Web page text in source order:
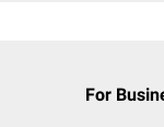
For